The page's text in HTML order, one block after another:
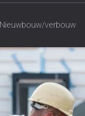
Nieuwbouw/verbouw